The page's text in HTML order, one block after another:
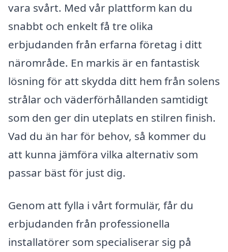
vara svårt. Med vår plattform kan du
snabbt och enkelt få tre olika
erbjudanden från erfarna företag i ditt
närområde. En markis är en fantastisk
lösning för att skydda ditt hem från solens
strålar och väderförhållanden samtidigt
som den ger din uteplats en stilren finish.
Vad du än har för behov, så kommer du
att kunna jämföra vilka alternativ som
passar bäst för just dig.
Genom att fylla i vårt formulär, får du
erbjudanden från professionella
installatörer som specialiserar sig på